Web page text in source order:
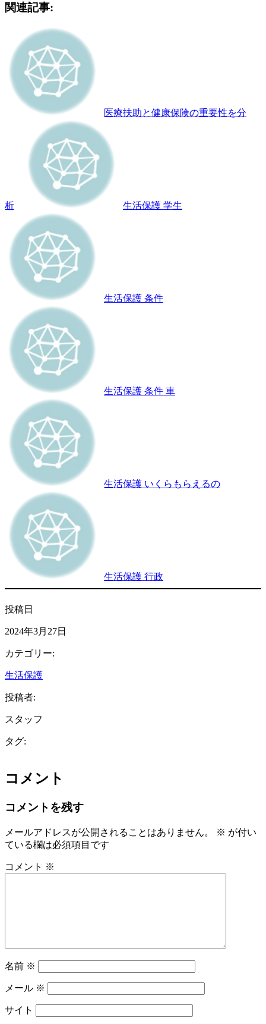
関連記事:
医療扶助と健康保険の重要性を分
析 生活保護 学生
生活保護 条件
生活保護 条件 車
生活保護 いくらもらえるの
生活保護 行政
投稿日
2024年3月27日
カテゴリー:
生活保護
投稿者:
スタッフ
タグ:
コメント
コメントを残す
メールアドレスが公開されることはありません。 ※ が付い
ている欄は必須項目です
コメント ※
名前 ※
メール ※
サイト